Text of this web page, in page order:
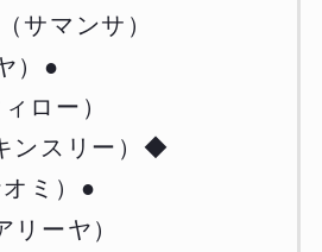
サマンサ）
）●
ロー）
ンスリー）◆
ミ）●
ーヤ）